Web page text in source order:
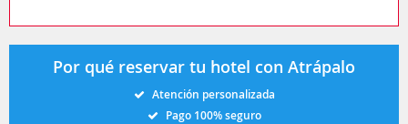
Por qué reservar tu hotel con Atrápalo
Atención personalizada
Pago 100% seguro